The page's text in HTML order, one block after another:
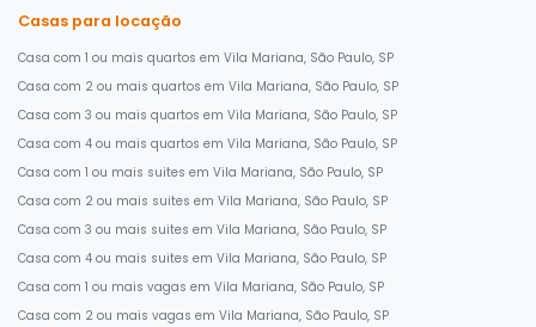
Casas para locação
Casa com 1 ou mais quartos em Vila Mariana, São Paulo, SP
Casa com 2 ou mais quartos em Vila Mariana, São Paulo, SP
Casa com 3 ou mais quartos em Vila Mariana, São Paulo, SP
Casa com 4 ou mais quartos em Vila Mariana, São Paulo, SP
Casa com 1 ou mais suites em Vila Mariana, São Paulo, SP
Casa com 2 ou mais suites em Vila Mariana, São Paulo, SP
Casa com 3 ou mais suites em Vila Mariana, São Paulo, SP
Casa com 4 ou mais suites em Vila Mariana, São Paulo, SP
Casa com 1 ou mais vagas em Vila Mariana, São Paulo, SP
Casa com 2 ou mais vagas em Vila Mariana, São Paulo, SP